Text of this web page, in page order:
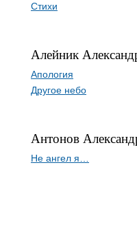
Стихи
Алейник
Апология
Другое небо
Антонов
Не ангел я…